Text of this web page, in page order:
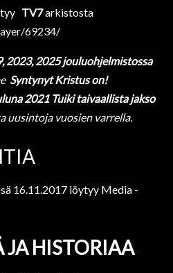
TV7arkistosta
69234/
2023, 2025 jouluohjelmistossa
Syntynyt Kristus on!
2021 Tuiki taivaallista jakso
uusintoja vuosien varrella.
16.11.2017 löytyy Media -
JA HISTORIAA